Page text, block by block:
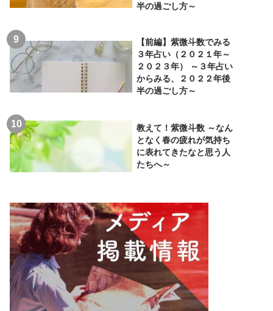
半の過ごし方～
【前編】紫微斗数でみる
３年占い（２０２１年～
２０２３年） ～３年占い
からみる、２０２２年後
半の過ごし方～
教えて！紫微斗数 ～なん
となく春の疲れが気持ち
に表れてきたなと思う人
たちへ～